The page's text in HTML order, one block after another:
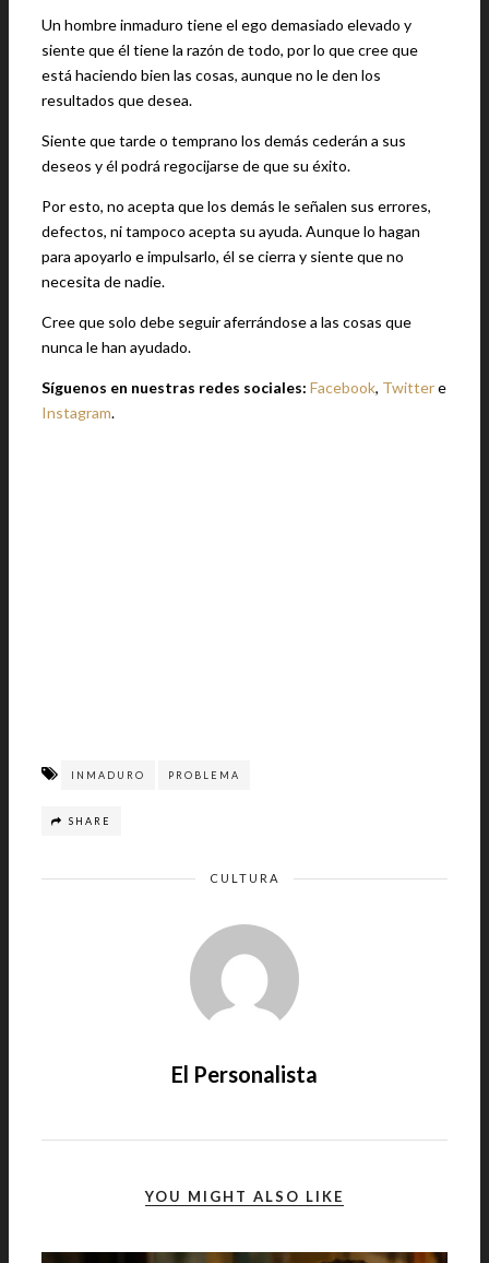
Un hombre inmaduro tiene el ego demasiado elevado y
siente que él tiene la razón de todo, por lo que cree que
está haciendo bien las cosas, aunque no le den los
resultados que desea.
Siente que tarde o temprano los demás cederán a sus
deseos y él podrá regocijarse de que su éxito.
Por esto, no acepta que los demás le señalen sus errores,
defectos, ni tampoco acepta su ayuda. Aunque lo hagan
para apoyarlo e impulsarlo, él se cierra y siente que no
necesita de nadie.
Cree que solo debe seguir aferrándose a las cosas que
nunca le han ayudado.
Síguenos en nuestras redes sociales: Facebook, Twittere
Instagram.
INMADURO PROBLEMA
SHARE
CULTURA
El Personalista
YOU MIGHT ALSO LIKE